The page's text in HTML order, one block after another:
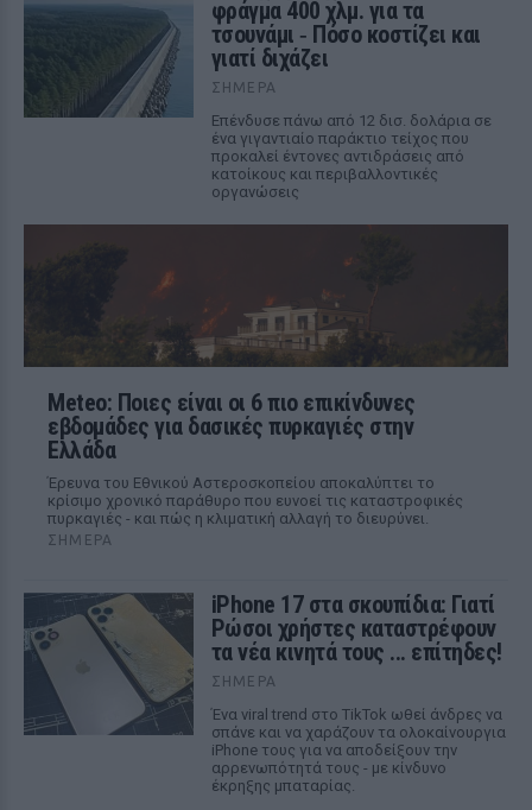
φράγμα 400 χλμ. για τα
τσουνάμι ‑ Πόσο κοστίζει και
γιατί διχάζει
ΣΉΜΕΡΑ
Επένδυσε πάνω από 12 δισ. δολάρια σε
ένα γιγαντιαίο παράκτιο τείχος που
προκαλεί έντονες αντιδράσεις από
κατοίκους και περιβαλλοντικές
οργανώσεις
Meteo: Ποιες είναι οι 6 πιο επικίνδυνες
εβδομάδες για δασικές πυρκαγιές στην
Ελλάδα
Έρευνα του Εθνικού Αστεροσκοπείου αποκαλύπτει το
κρίσιμο χρονικό παράθυρο που ευνοεί τις καταστροφικές
πυρκαγιές - και πώς η κλιματική αλλαγή το διευρύνει.
ΣΉΜΕΡΑ
iPhone 17 στα σκουπίδια: Γιατί
Ρώσοι χρήστες καταστρέφουν
τα νέα κινητά τους ... επίτηδες!
ΣΉΜΕΡΑ
Ένα viral trend στο TikTok ωθεί άνδρες να
σπάνε και να χαράζουν τα ολοκαίνουργια
iPhone τους για να αποδείξουν την
αρρενωπότητά τους - με κίνδυνο
έκρηξης μπαταρίας.